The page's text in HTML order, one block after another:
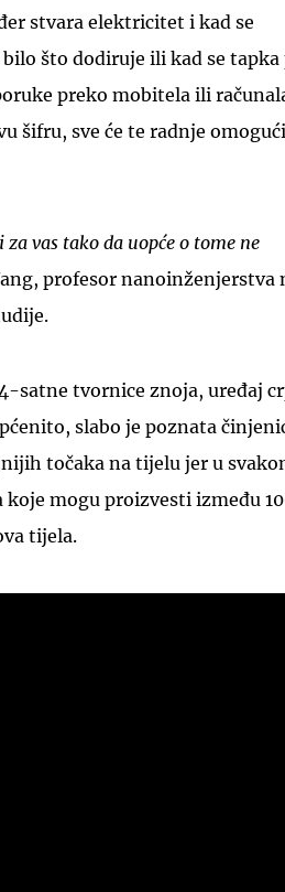
stvara elektricitet i kad se
što dodiruje ili kad se tapka
preko mobitela ili
šifru, sve će te radnje
vas tako da uopće o tome ne
profesor nanoinženjerstva
satne tvornice znoja, uređaj
slabo je poznata
točaka na tijelu jer u
mogu proizvesti između
tijela.